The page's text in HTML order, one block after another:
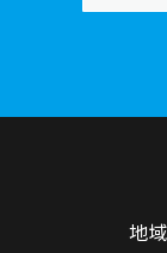
地